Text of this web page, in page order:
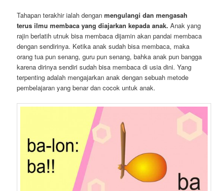
Tahapan terakhir ialah denganmengulangi dan mengasah
terus ilmu membaca yang diajarkan kepada anak.Anak yang
rajin berlatih utnuk bisa membaca dijamin akan pandai membaca
dengan sendirinya. Ketika anak sudah bisa membaca, maka
orang tua pun senang, guru pun senang, bahka anak pun bangga
karena dirinya sendiri sudah bisa membaca di usia dini. Yang
terpenting adalah mengajarkan anak dengan sebuah metode
pembelajaran yang benar dan cocok untuk anak.